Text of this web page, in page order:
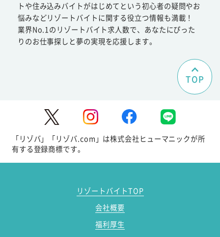
トや住み込みバイトがはじめてという初心者の疑問やお
悩みなどリゾートバイトに関する役立つ情報も満載！
業界No.1のリゾートバイト求人数で、あなたにぴった
りのお仕事探しと夢の実現を応援します。
TOP
「リゾバ」「リゾバ.com」は株式会社ヒューマニックが所
有する登録商標です。
リゾートバイトTOP
会社概要
福利厚生